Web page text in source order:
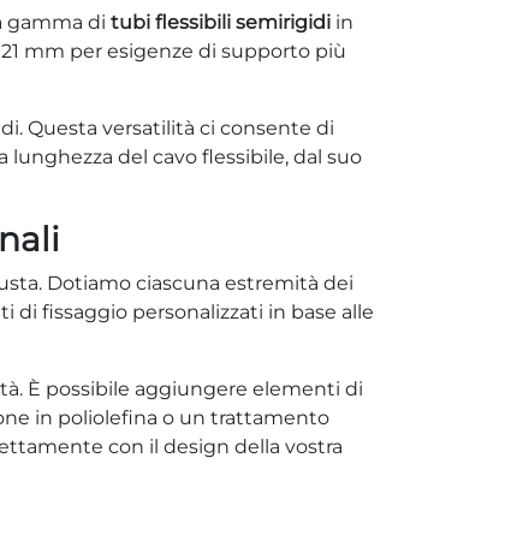
gamma di tubi flessibili semirigidiin
mm per esigenze di supporto più
Questa versatilità ci consente di
del cavo flessibile, dal suo
Dotiamo ciascuna estremità dei
fissaggio personalizzati in base alle
È possibile aggiungere elementi di
in poliolefina o un trattamento
con il design della vostra